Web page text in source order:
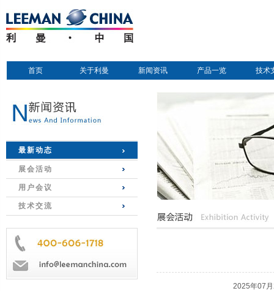
首页 关于利曼 新闻资讯 产品一览 技术
最新动态
展会活动
用户会议
技术交流
2025年07